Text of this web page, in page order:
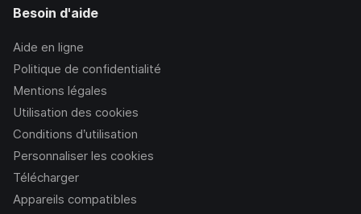
Besoin d'aide
Aide en ligne
Politique de confidentialité
Mentions légales
Utilisation des cookies
Conditions d’utilisation
Personnaliser les cookies
Télécharger
Appareils compatibles